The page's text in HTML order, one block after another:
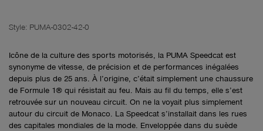
Style: PUMA-0302-42-0
Icône de la culture des sports motorisés, la PUMA Speedcat est
synonyme de vitesse, de précision et de performances inégalées
depuis plus de 25 ans. À l’origine, c’était simplement une chaussure
de Formule 1® qui résistait au feu. Mais au fil du temps, elle s’est
retrouvée sur un nouveau circuit. On ne la voyait plus simplement
autour du circuit de Monaco. La Speedcat s’installait dans les rues
des capitales mondiales de la mode. Enveloppée dans du suède